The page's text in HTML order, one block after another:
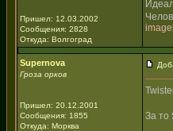
Пришел: 12.03.2002
Сообщения: 2828
Откуда: Волгоград
Supernova
Гроза орков
Пришел: 20.12.2001
Сообщения: 1855
Откуда: Морква
За то